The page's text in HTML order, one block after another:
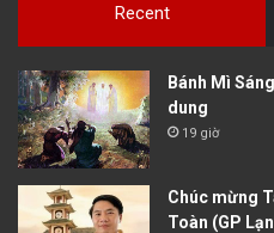
Recent
Bánh Mì
dung
19 giờ
Chúc mừng
Toàn (GP